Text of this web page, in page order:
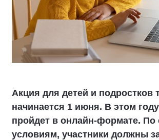
Акция для детей и подростков
начинается 1 июня. В этом
пройдет в онлайн-формате. По
условиям, участники должны